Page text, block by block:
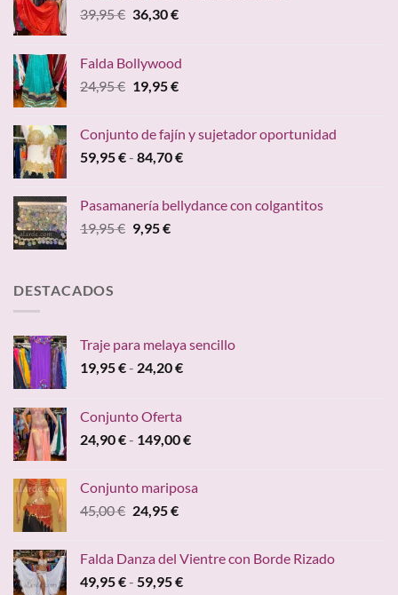
39,95€ El
era:
39,95 €.
36,30€El
es:
36,30 €.
Falda Bollywood
24,95€ El
era:
24,95 €.
19,95€El
es:
19,95 €.
Conjunto de fajín y sujetador oportunidad
59,95€- 84,70€Rango
desde
Pasamanería bellydance con colgantitos
19,95€ El
9,95€El
DESTACADOS
Traje para melaya sencillo
19,95€- 24,20€Rango
19,95 €
Conjunto Oferta
24,90€- 149,00€Rango
desde
149,00 €
Conjunto mariposa
45,00€ El
era:
45,00 €.
24,95€El
es:
24,95 €.
Falda Danza del Vientre con Borde Rizado
49,95€- 59,95€Rango